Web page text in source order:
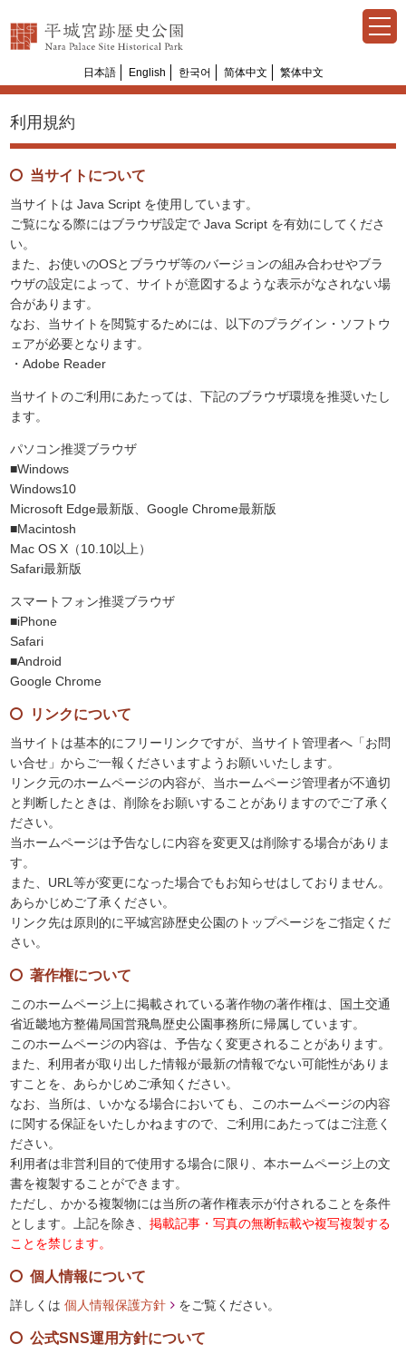
日本語 English 한국어 简体中文 繁体中文
利用規約
当サイトについて
当サイトは Java Script を使用しています。
ご覧になる際にはブラウザ設定で Java Script を有効にしてくださ
い。
また、お使いのOSとブラウザ等のバージョンの組み合わせやブラ
ウザの設定によって、サイトが意図するような表示がなされない場
合があります。
なお、当サイトを閲覧するためには、以下のプラグイン・ソフトウ
ェアが必要となります。
・Adobe Reader
当サイトのご利用にあたっては、下記のブラウザ環境を推奨いたし
ます。
パソコン推奨ブラウザ
■Windows
Windows10
Microsoft Edge最新版、Google Chrome最新版
■Macintosh
Mac OS X（10.10以上）
Safari最新版
スマートフォン推奨ブラウザ
■iPhone
Safari
■Android
Google Chrome
リンクについて
当サイトは基本的にフリーリンクですが、当サイト管理者へ「お問
い合せ」からご一報くださいますようお願いいたします。
リンク元のホームページの内容が、当ホームページ管理者が不適切
と判断したときは、削除をお願いすることがありますのでご了承く
ださい。
当ホームページは予告なしに内容を変更又は削除する場合がありま
す。
また、URL等が変更になった場合でもお知らせはしておりません。
あらかじめご了承ください。
リンク先は原則的に平城宮跡歴史公園のトップページをご指定くだ
さい。
著作権について
このホームページ上に掲載されている著作物の著作権は、国土交通
省近畿地方整備局国営飛鳥歴史公園事務所に帰属しています。
このホームページの内容は、予告なく変更されることがあります。
また、利用者が取り出した情報が最新の情報でない可能性がありま
すことを、あらかじめご承知ください。
なお、当所は、いかなる場合においても、このホームページの内容
に関する保証をいたしかねますので、ご利用にあたってはご注意く
ださい。
利用者は非営利目的で使用する場合に限り、本ホームページ上の文
書を複製することができます。
ただし、かかる複製物には当所の著作権表示が付されることを条件
とします。上記を除き、掲載記事・写真の無断転載や複写複製する
ことを禁じます。
個人情報について
詳しくは個人情報保護方針 をご覧ください。
公式SNS運用方針について